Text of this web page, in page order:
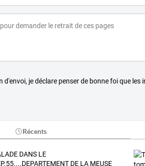
d'envoi, je déclare penser de bonne foi que
Récents
DANS LE
DE LA MEUSE